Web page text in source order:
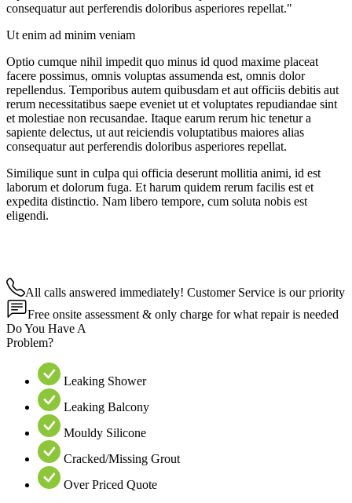
consequatur aut perferendis doloribus asperiores repellat."
Ut enim ad minim veniam
Optio cumque nihil impedit quo minus id quod maxime placeat
facere possimus, omnis voluptas assumenda est, omnis dolor
repellendus. Temporibus autem quibusdam et aut officiis debitis aut
rerum necessitatibus saepe eveniet ut et voluptates repudiandae sint
et molestiae non recusandae. Itaque earum rerum hic tenetur a
sapiente delectus, ut aut reiciendis voluptatibus maiores alias
consequatur aut perferendis doloribus asperiores repellat.
Similique sunt in culpa qui officia deserunt mollitia animi, id est
laborum et dolorum fuga. Et harum quidem rerum facilis est et
expedita distinctio. Nam libero tempore, cum soluta nobis est
eligendi.
All calls answered immediately! Customer Service is our priority
Free onsite assessment & only charge for what repair is needed
Do You Have A
Problem?
Leaking Shower
Leaking Balcony
Mouldy Silicone
Cracked/Missing Grout
Over Priced Quote